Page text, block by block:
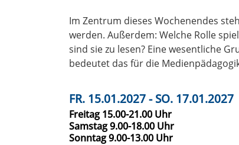
Im Zentrum dieses Wochenendes
werden. Außerdem: Welche Rolle
sind sie zu lesen? Eine wesentliche
bedeutet das für die
FR. 15.01.2027 - SO. 17.01.2027
Freitag 15.00-21.00 Uhr
Samstag 9.00-18.00 Uhr
Sonntag 9.00-13.00 Uhr